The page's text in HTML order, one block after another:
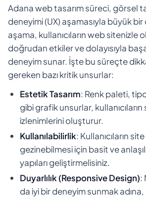
Adana web tasarım süreci, görsel
deneyimi (UX) aşamasıyla büyük bir
aşama, kullanıcıların web sitenizle
doğrudan etkiler ve dolayısıyla
deneyim sunar. İşte bu süreçte
gereken bazı kritik unsurlar:
Estetik Tasarım: Renk paleti,
gibi grafik unsurlar,
izlenimlerini oluşturur.
Kullanılabilirlik: Kullanıcıların
gezinebilmesi için basit ve
yapıları geliştirmelisiniz.
Duyarlılık (Responsive Design):
da iyi bir deneyim sunmak adına,